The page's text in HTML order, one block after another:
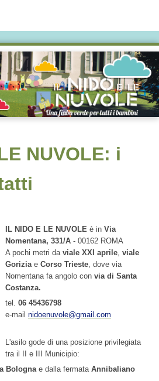
NUVOLE: i
IL NIDO E LE NUVOLE è in Via
Nomentana, 331/A - 00162 ROMA
A pochi metri da viale XXI aprile, viale
Goriziae Corso Trieste, dove via
Nomentana fa angolo con via di Santa
Costanza .
tel. 06 45436798
e-mail nidoenuvole@gmail.com
L'asilo gode di una posizione privilegiata
tra il II e III Municipio:
Bolognae dalla fermata Annibaliano